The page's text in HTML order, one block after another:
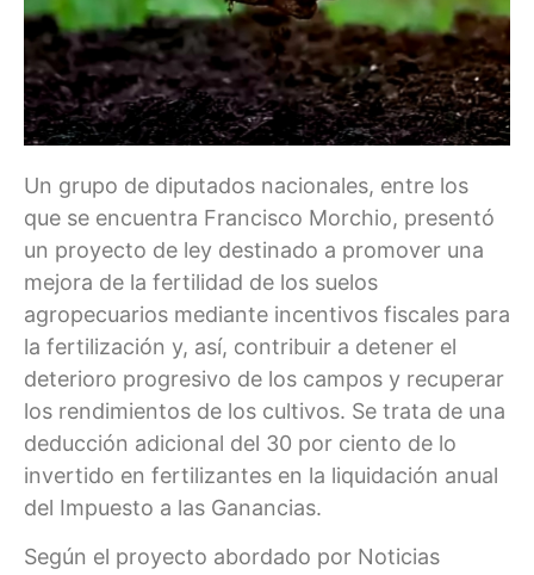
Un grupo de diputados nacionales, entre los
que se encuentra Francisco Morchio, presentó
un proyecto de ley destinado a promover una
mejora de la fertilidad de los suelos
agropecuarios mediante incentivos fiscales para
la fertilización y, así, contribuir a detener el
deterioro progresivo de los campos y recuperar
los rendimientos de los cultivos. Se trata de una
deducción adicional del 30 por ciento de lo
invertido en fertilizantes en la liquidación anual
del Impuesto a las Ganancias.
Según el proyecto abordado por Noticias